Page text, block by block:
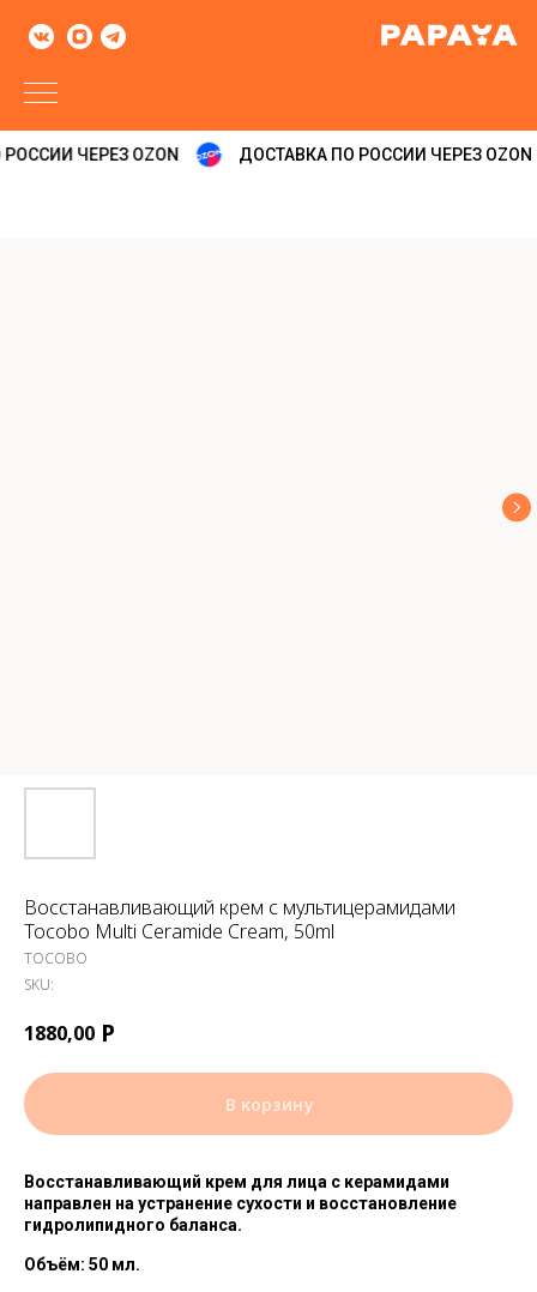
ЧЕРЕЗ OZON ДОСТАВКА ПО РОССИИ ЧЕРЕЗ OZON
Восстанавливающий крем с мультицерамидами
Tocobo Multi Ceramide Cream, 50ml
TOCOBO
SKU:
1880,00 Р
В корзину
Восстанавливающий крем для лица с керамидами
направлен на устранение сухости и восстановление
гидролипидного баланса.
Объём: 50 мл.